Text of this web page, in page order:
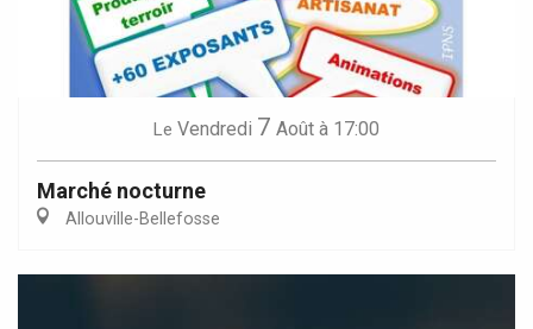
Le Vendredi 7 Août à 17:00
Marché nocturne
Allouville-Bellefosse